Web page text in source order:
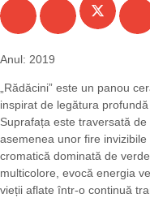
Anul: 2019
„Rădăcini” este un panou
inspirat de legătura
Suprafața este traversată
asemenea unor fire
cromatică dominată de
multicolore, evocă energia
vieții aflate într-o continuă